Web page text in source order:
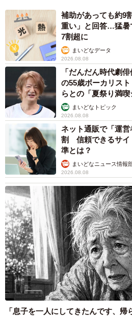
グの役目を果たしてくれました」
家の家族との思い出を語っていま
デザートのおかわりをおねだり中～ (画
ん)
補助があっても約9
重い」と回答…猛暑
7割超に
まいどなデータ
2026.08.08
「だんだん時代劇
の55歳ボーカリス
らとの「夏祭り満
まいどなトピック
2026.08.08
ネット通販で「運
割 信頼できるサイ
準とは？
まいどなニュース情報
2026.08.08
「息子を一人にしてきたんです、